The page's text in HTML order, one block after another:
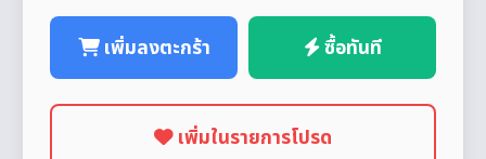
เพิ่มลงตะกร้า ซื้อทันที
เพิ่มในรายการโปรด